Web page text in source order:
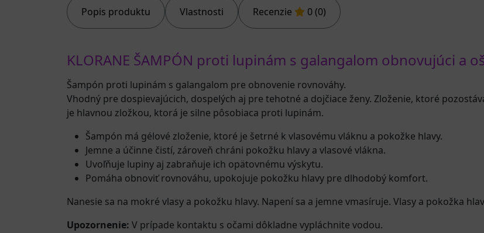
Popis produktu Vlastnosti Recenzie 0 (0)
KLORANE ŠAMPÓN proti lupinám s galangalom obnovujúci a
Šampón proti lupinám s galangalom pre obnovenie rovnováhy.
Vhodný pre dospievajúcich, dospelých aj pre tehotné a dojčiace ženy. Zloženie, ktoré
je hlavnou zložkou, ktorá je silne pôsobiaca proti lupinám.
Šampón má gélové zloženie, ktoré je šetrné k vlasovému vláknu a pokožke hlavy.
Jemne a účinne čistí, zároveň chráni pokožku hlavy a vlasové vlákna.
Uvoľňuje lupiny aj zabraňuje ich opätovnému výskytu.
Pomáha obnoviť rovnováhu, upokojuje pokožku hlavy pre dlhodobý komfort.
Nanesie sa na mokré vlasy a pokožku hlavy. Napení sa a jemne vmasíruje. Vlasy a pokožka
Upozornenie: V prípade kontaktu s očami dôkladne vypláchnite vodou.